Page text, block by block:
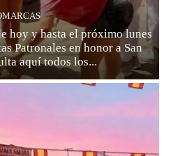
hoy y hasta el próximo lunes
Patronales en honor a San
aquí todos los...